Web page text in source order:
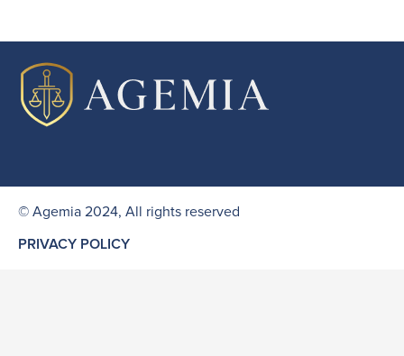
© Agemia 2024, All rights reserved
PRIVACY POLICY